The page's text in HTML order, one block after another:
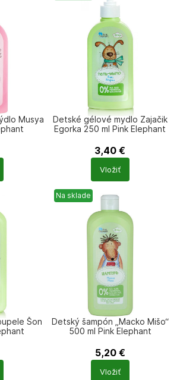
Musya
Detské gélové mydlo Zajačik
Egorka 250 ml Pink Elephant
3,40 €
Počet
produktů
Vložiť
Šon
Na sklade
Detský šampón „Macko Mišo“
500 ml Pink Elephant
5,20 €
Počet
produktů
Vložiť